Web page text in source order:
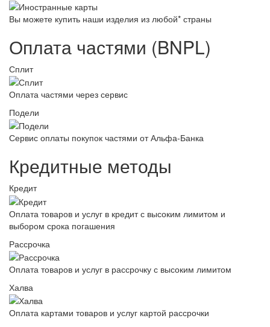
Вы можете купить наши изделия из любой* страны
Оплата частями (BNPL)
Сплит
Оплата частями через сервис
Подели
Сервис оплаты покупок частями от Альфа-Банка
Кредитные методы
Кредит
Оплата товаров и услуг в кредит с высоким лимитом и
выбором срока погашения
Рассрочка
Оплата товаров и услуг в рассрочку с высоким лимитом
Халва
Оплата картами товаров и услуг картой рассрочки